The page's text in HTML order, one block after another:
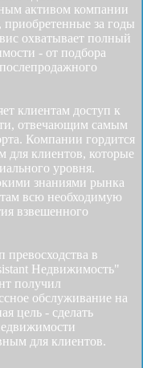
активом компании
за годы
охватывает полный
- от подбора
клиентам доступ к
отвечающим самым
Компании гордится
для клиентов, которые
уровня.
знаниями рынка
всю необходимую
взвешенного
превосходства в
Недвижимость"
получил
обслуживание на
цель - сделать
для клиентов.